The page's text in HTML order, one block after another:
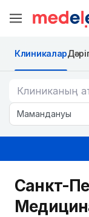
Клиникалар
Мамандануы
Санкт-